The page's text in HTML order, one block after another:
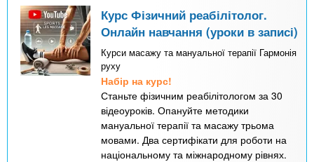
Курс Фізичний реабілітолог.
Онлайн навчання (уроки в записі)
Курси масажу та мануальної терапії Гармонія
руху
Набір на курс!
Станьте фізичним реабілітологом за 30
відеоуроків. Опануйте методики
мануальної терапії та масажу трьома
мовами. Два сертифікати для роботи на
національному та міжнародному рівнях.